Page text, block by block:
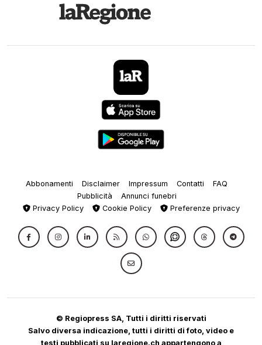
Abbonamenti Disclaimer Impressum Contatti
FAQ
Pubblicità
Annunci funebri
Privacy Policy
Cookie Policy Preferenze privacy
© Regiopress SA, Tutti i diritti riservati
Salvo diversa indicazione, tutti i diritti di foto, video e
testi pubblicati su laregione.ch appartengono a